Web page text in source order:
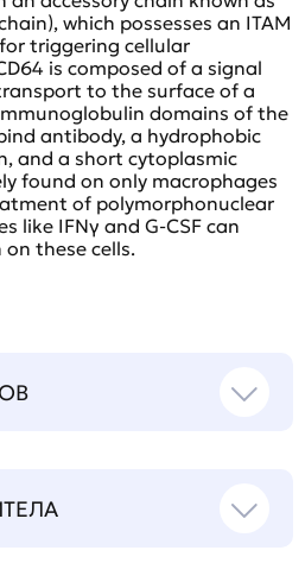
which possesses an ITAM
triggering cellular
is composed of a signal
to the surface of a
domains of the
antibody, a hydrophobic
and a short cytoplasmic
found on only macrophages
of polymorphonuclear
like IFNγ and G-CSF can
on these cells.